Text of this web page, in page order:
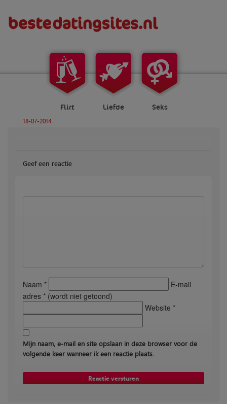
Flirt Liefde Seks
18-07-2014
Geef een reactie
Naam *
E-mail
adres * (wordt niet getoond)
Website *
Mijn naam, e-mail en site opslaan in deze browser voor de
volgende keer wanneer ik een reactie plaats.